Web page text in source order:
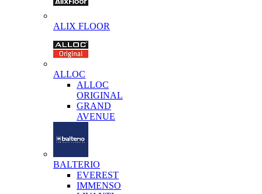
ALIX FLOOR
ALLOC
ALLOC
ORIGINAL
GRAND
AVENUE
BALTERIO
EVEREST
IMMENSO